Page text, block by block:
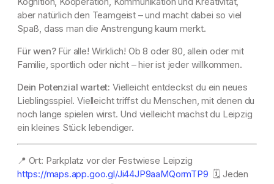
aber natürlich den Teamgeist – und macht dabei so viel
Spaß, dass man die Anstrengung kaum merkt.
Für wen?Für alle! Wirklich! Ob 8 oder 80, allein oder mit
Familie, sportlich oder nicht – hier ist jeder willkommen.
Dein Potenzial wartet: Vielleicht entdeckst du ein neues
Lieblingsspiel. Vielleicht triffst du Menschen, mit denen du
noch lange spielen wirst. Und vielleicht machst du Leipzig
ein kleines Stück lebendiger.
📍 Ort: Parkplatz vor der Festwiese Leipzig
https://maps.app.goo.gl/Ji44JP9aaMQormTP9 🗓️ Jeden